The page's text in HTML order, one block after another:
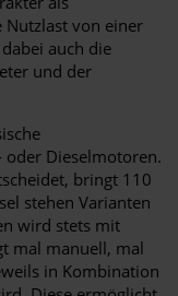
Nutzlast von einer
auch die
und der
Dieselmotoren.
bringt 110
stehen Varianten
wird stets mit
mal manuell, mal
in Kombination